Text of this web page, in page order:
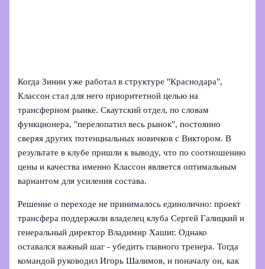
Когда Зинин уже работал в структуре "Краснодара",
Классон стал для него приоритетной целью на
трансферном рынке. Скаутский отдел, по словам
функционера, "перелопатил весь рынок", постоянно
сверяя других потенциальных новичков с Виктором. В
результате в клубе пришли к выводу, что по соотношению
цены и качества именно Классон является оптимальным
вариантом для усиления состава.
Решение о переходе не принималось единолично: проект
трансфера поддержали владелец клуба Сергей Галицкий и
генеральный директор Владимир Хашиг. Однако
оставался важный шаг - убедить главного тренера. Тогда
командой руководил Игорь Шалимов, и поначалу он, как